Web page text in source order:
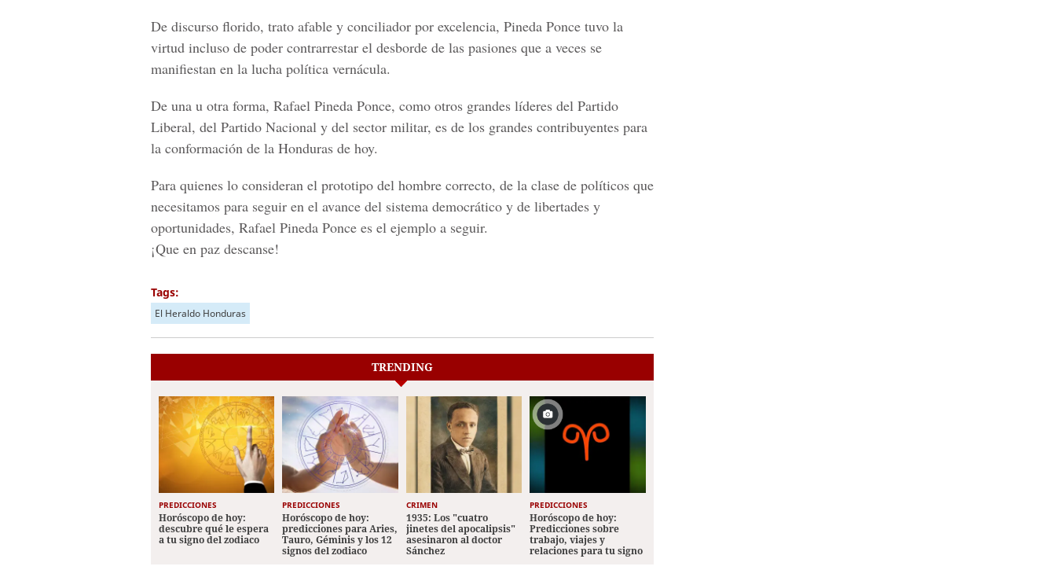
De discurso florido, trato afable y conciliador por excelencia, Pineda Ponce tuvo la
virtud incluso de poder contrarrestar el desborde de las pasiones que a veces se
manifiestan en la lucha política vernácula.
De una u otra forma, Rafael Pineda Ponce, como otros grandes líderes del Partido
Liberal, del Partido Nacional y del sector militar, es de los grandes contribuyentes para
la conformación de la Honduras de hoy.
Para quienes lo consideran el prototipo del hombre correcto, de la clase de políticos que
necesitamos para seguir en el avance del sistema democrático y de libertades y
oportunidades, Rafael Pineda Ponce es el ejemplo a seguir.
¡Que en paz descanse!
Tags:
El Heraldo Honduras
TRENDING
PREDICCIONES
Horóscopo de hoy:
descubre qué le espera
a tu signo del zodiaco
PREDICCIONES
Horóscopo de hoy:
predicciones para Aries,
Tauro, Géminis y los 12
signos del zodiaco
CRIMEN
1935: Los "cuatro
jinetes del apocalipsis"
asesinaron al doctor
Sánchez
PREDICCIONES
Horóscopo de hoy:
Predicciones sobre
trabajo, viajes y
relaciones para tu signo